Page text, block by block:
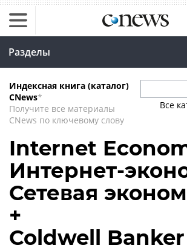
Разделы
Индексная книга (каталог)
CNews*
Получите все материалы
CNews по ключевому слову
Все
Internet
Интернет-
Сетевая
+
Coldwell Banker